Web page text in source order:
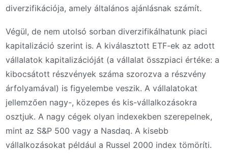
diverzifikációja, amely általános ajánlásnak számít.
Végül, de nem utolsó sorban diverzifikálhatunk piaci
kapitalizáció szerint is. A kiválasztott ETF-ek az adott
vállalatok kapitalizációját (a vállalat összpiaci értéke: a
kibocsátott részvények száma szorozva a részvény
árfolyamával) is figyelembe veszik. A vállalatokat
jellemzően nagy-, közepes és kis-vállalkozásokra
osztjuk. A nagy cégek olyan indexekben szerepelnek,
mint az S&P 500 vagy a Nasdaq. A kisebb
vállalkozásokat például a Russel 2000 index tömöríti.